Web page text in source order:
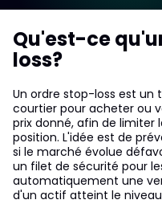
Qu'est-ce
loss?
Un ordre stop-loss est un
courtier pour acheter ou
prix donné, afin de limiter
position. L'idée est de
si le marché évolue
un filet de sécurité pour
automatiquement une
d'un actif atteint le